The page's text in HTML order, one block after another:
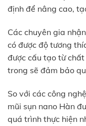
định để nâng cao,
Các chuyên gia
có được độ tương
được cấu tạo từ
trong sẽ đảm bảo
So với các công
mũi sụn nano Hàn
quá trình thực hiện